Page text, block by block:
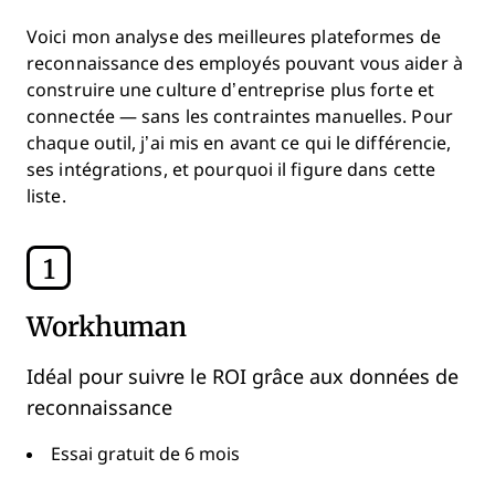
Voici mon analyse des meilleures plateformes de
reconnaissance des employés pouvant vous aider à
construire une culture d’entreprise plus forte et
connectée — sans les contraintes manuelles. Pour
chaque outil, j’ai mis en avant ce qui le différencie,
ses intégrations, et pourquoi il figure dans cette
liste.
1
Workhuman
Idéal pour suivre le ROI grâce aux données de
reconnaissance
Essai gratuit de 6 mois